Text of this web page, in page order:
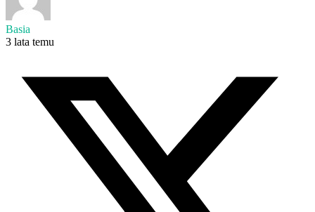
Basia
3 lata temu